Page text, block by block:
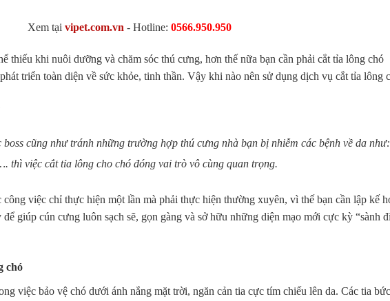
Xem tại vipet.com.vn - Hotline: 0566.950.950
thiếu khi nuôi dưỡng và chăm sóc thú cưng, hơn thế nữa bạn cần phải cắt tỉa lông chó
triển toàn diện về sức khỏe, tinh thần. Vậy khi nào nên sử dụng dịch vụ cắt tỉa lông
cũng như tránh những trường hợp thú cưng nhà bạn bị nhiễm các bệnh về da như:
thì việc cắt tỉa lông cho chó đóng vai trò vô cùng quan trọng.
việc chỉ thực hiện một lần mà phải thực hiện thường xuyên, vì thế bạn cần lập kế
giúp cún cưng luôn sạch sẽ, gọn gàng và sở hữu những diện mạo mới cực kỳ “sành
chó
việc bảo vệ chó dưới ánh nắng mặt trời, ngăn cản tia cực tím chiếu lên da. Các tia